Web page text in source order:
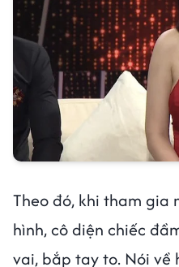
Theo đó, khi tham gia
hình, cô diện chiếc
vai, bắp tay to. Nói về